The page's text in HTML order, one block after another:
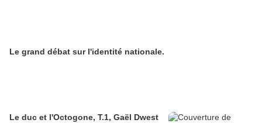
Le grand débat sur l'identité nationale.
Le duc et l'Octogone, T.1, Gaël Dwest